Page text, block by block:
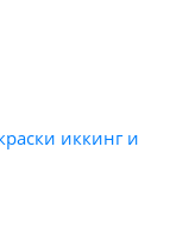
иккинг и